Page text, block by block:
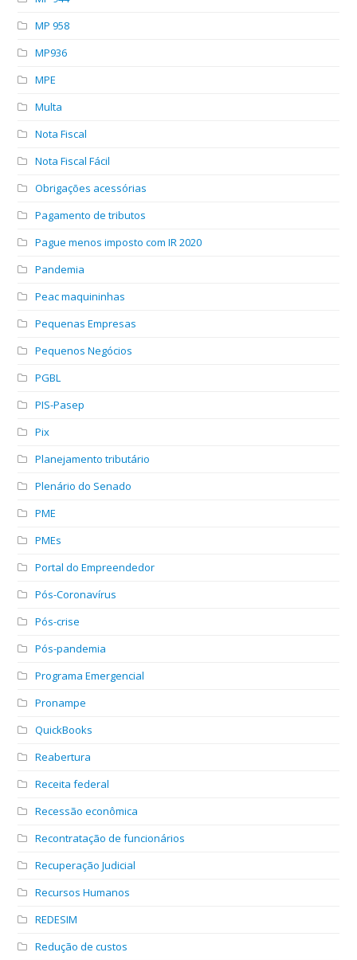
MP 958
MP936
MPE
Multa
Nota Fiscal
Nota Fiscal Fácil
Obrigações acessórias
Pagamento de tributos
Pague menos imposto com IR 2020
Pandemia
Peac maquininhas
Pequenas Empresas
Pequenos Negócios
PGBL
PIS-Pasep
Pix
Planejamento tributário
Plenário do Senado
PME
PMEs
Portal do Empreendedor
Pós-Coronavírus
Pós-crise
Pós-pandemia
Programa Emergencial
Pronampe
QuickBooks
Reabertura
Receita federal
Recessão econômica
Recontratação de funcionários
Recuperação Judicial
Recursos Humanos
REDESIM
Redução de custos